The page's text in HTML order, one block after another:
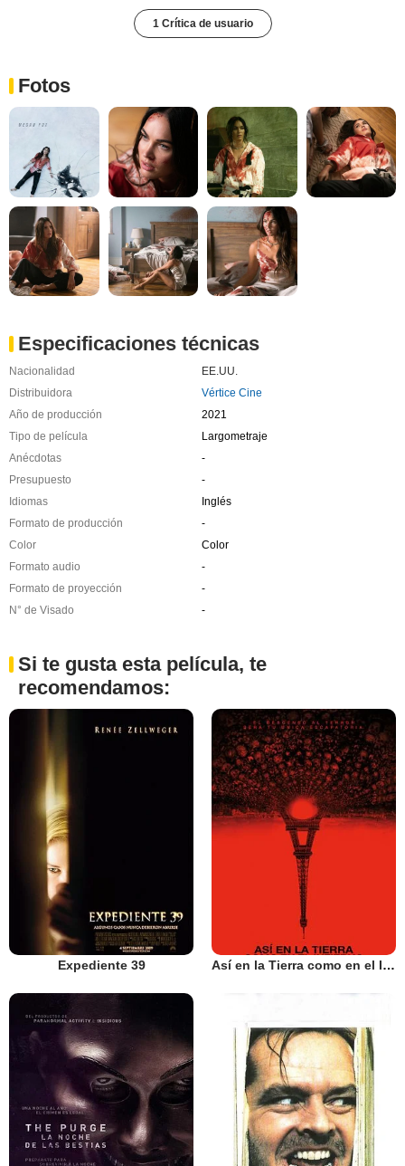
1 Crítica de usuario
Fotos
Especificaciones técnicas
Nacionalidad
EE.UU.
Distribuidora
Vértice Cine
Año de producción
2021
Tipo de película
Largometraje
Anécdotas
-
Presupuesto
-
Idiomas
Inglés
Formato de producción
-
Color
Color
Formato audio
-
Formato de proyección
-
N° de Visado
-
Si te gusta esta película, te
recomendamos:
Expediente 39 Así en la Tierra como en el Infierno